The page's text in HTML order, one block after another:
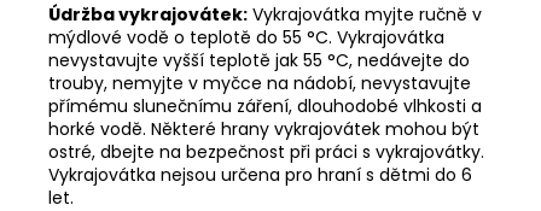
Údržba vykrajovátek: Vykrajovátka myjte ručně v
mýdlové vodě o teplotě do 55 °C. Vykrajovátka
nevystavujte vyšší teplotě jak 55 °C, nedávejte do
trouby, nemyjte v myčce na nádobí, nevystavujte
přímému slunečnímu záření, dlouhodobé vlhkosti a
horké vodě. Některé hrany vykrajovátek mohou být
ostré, dbejte na bezpečnost při práci s vykrajovátky.
Vykrajovátka nejsou určena pro hraní s dětmi do 6
let.